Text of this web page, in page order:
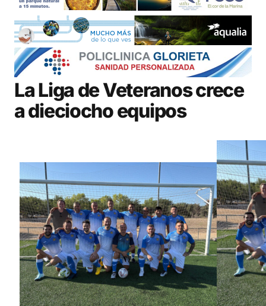
La Liga de Veteranos crece
a dieciocho equipos